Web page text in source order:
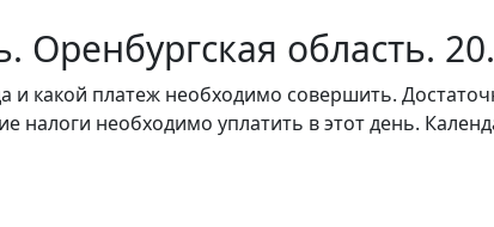
Оренбургская область.
и какой платеж необходимо совершить.
налоги необходимо уплатить в этот день.